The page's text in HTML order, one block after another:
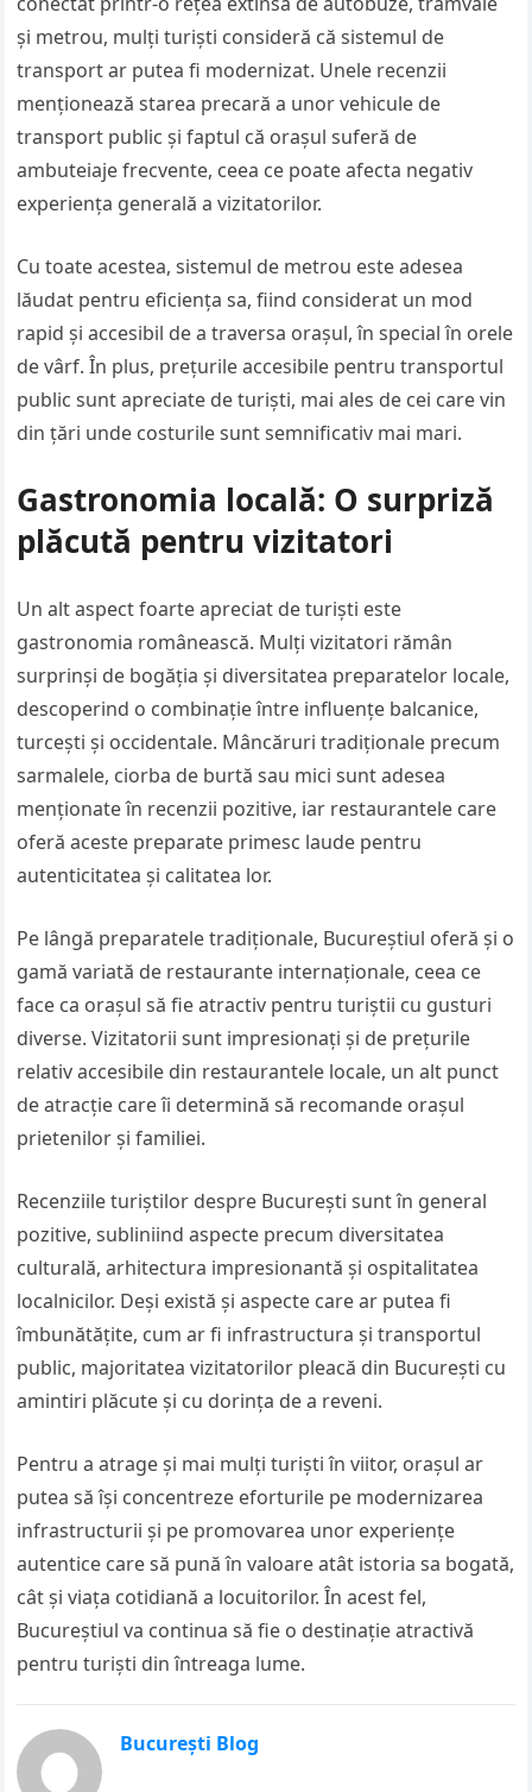
și metrou, mulți turiști consideră că sistemul de
transport ar putea fi modernizat. Unele recenzii
menționează starea precară a unor vehicule de
transport public și faptul că orașul suferă de
ambuteiaje frecvente, ceea ce poate afecta negativ
experiența generală a vizitatorilor.
Cu toate acestea, sistemul de metrou este adesea
lăudat pentru eficiența sa, fiind considerat un mod
rapid și accesibil de a traversa orașul, în special în orele
de vârf. În plus, prețurile accesibile pentru transportul
public sunt apreciate de turiști, mai ales de cei care vin
din țări unde costurile sunt semnificativ mai mari.
Gastronomia locală: O surpriză
plăcută pentru vizitatori
Un alt aspect foarte apreciat de turiști este
gastronomia românească. Mulți vizitatori rămân
surprinși de bogăția și diversitatea preparatelor locale,
descoperind o combinație între influențe balcanice,
turcești și occidentale. Mâncăruri tradiționale precum
sarmalele, ciorba de burtă sau mici sunt adesea
menționate în recenzii pozitive, iar restaurantele care
oferă aceste preparate primesc laude pentru
autenticitatea și calitatea lor.
Pe lângă preparatele tradiționale, Bucureștiul oferă și o
gamă variată de restaurante internaționale, ceea ce
face ca orașul să fie atractiv pentru turiștii cu gusturi
diverse. Vizitatorii sunt impresionați și de prețurile
relativ accesibile din restaurantele locale, un alt punct
de atracție care îi determină să recomande orașul
prietenilor și familiei.
Recenziile turiștilor despre București sunt în general
pozitive, subliniind aspecte precum diversitatea
culturală, arhitectura impresionantă și ospitalitatea
localnicilor. Deși există și aspecte care ar putea fi
îmbunătățite, cum ar fi infrastructura și transportul
public, majoritatea vizitatorilor pleacă din București cu
amintiri plăcute și cu dorința de a reveni.
Pentru a atrage și mai mulți turiști în viitor, orașul ar
putea să își concentreze eforturile pe modernizarea
infrastructurii și pe promovarea unor experiențe
autentice care să pună în valoare atât istoria sa bogată,
cât și viața cotidiană a locuitorilor. În acest fel,
Bucureștiul va continua să fie o destinație atractivă
pentru turiști din întreaga lume.
București Blog